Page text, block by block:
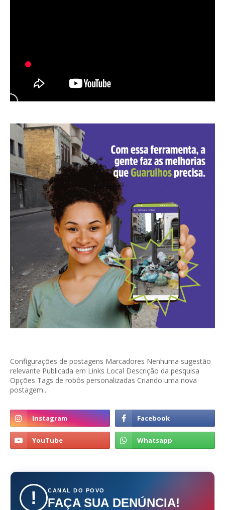
Configurações de postagens Marcadores Nenhuma sugestão
relevante Publicada em Links Local Descrição da pesquisa
Opções Tags de robôs personalizadas Criando uma nova
postagem...
! CANAL DO POVO
FAÇA SUA DENÚNCIA!